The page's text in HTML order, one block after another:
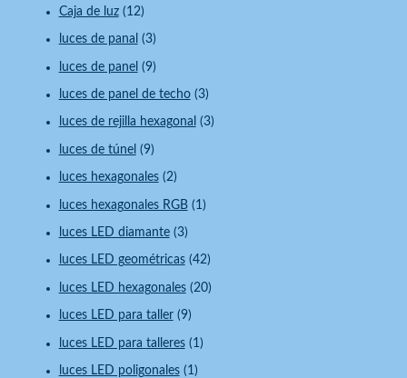
Caja de luz(12)
luces de panal (3)
luces de panel (9)
luces de panel de techo(3)
luces de rejilla hexagonal (3)
luces de túnel (9)
luces hexagonales(2)
luces hexagonales RGB(1)
luces LED diamante(3)
luces LED geométricas(42)
luces LED hexagonales(20)
luces LED para taller(9)
luces LED para talleres(1)
luces LED poligonales(1)